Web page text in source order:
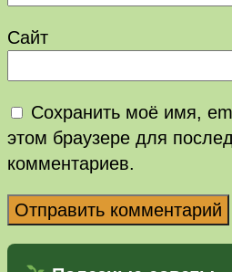
Сайт
Сохранить моё имя,
этом браузере для
комментариев.